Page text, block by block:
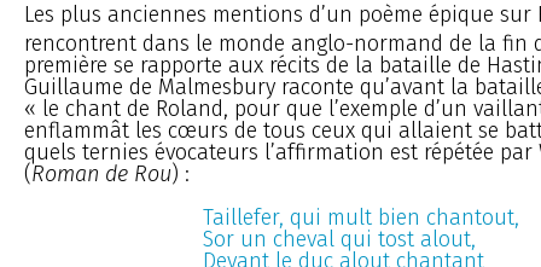
Les plus anciennes mentions d’un poème épique sur
rencontrent dans le monde anglo-normand de la fin
première se rapporte aux récits de la bataille de
Guillaume de Malmesbury raconte qu’avant la
« le chant de Roland, pour que l’exemple d’un
enflammât les cœurs de tous ceux qui allaient se
quels ternies évocateurs l’affirmation est répétée par
(Roman de Rou) :
Taillefer, qui mult bien chantout,
Sor un cheval qui tost alout,
Devant le duc alout chantant